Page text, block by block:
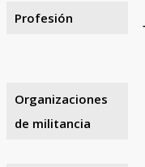
Profesión
Organizaciones
de militancia